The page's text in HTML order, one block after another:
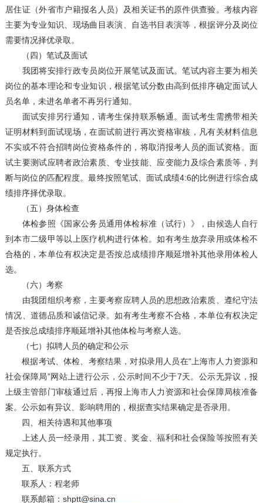
居住证（外省市户籍报名人员）及相关证书的原件供查验。考核内容
主要为专业知识、现场曲目表演、自选书目表演等，根据评分及岗位
需要情况择优录取。
（四）笔试及面试
我团将安排行政专员岗位开展笔试及面试。笔试内容主要为相关
岗位的基本理论和专业知识，根据笔试分数由高到低排序确定面试人
员名单，未进名单者不再另行通知。
面试安排另行通知，请考生保持联系畅通。面试考生需携带相关
证明材料到面试现场，在面试前进行再次资格审核，凡有关材料信息
不实或不符合招聘岗位资格条件的，将取消报考人员的面试资格。面
试主要测试应聘者政治素质、专业技能、应变能力及综合素质等，判
断与岗位的匹配程度。最终按照笔试、面试成绩4:6的比例进行综合成
绩排序择优录取。
（五）身体检查
体检参照《国家公务员通用体检标准（试行）》，由候选人自行
到本市二级甲等以上医疗机构进行体检。如有考生放弃录用或体检不
合格的，本单位有权决定是否按总成绩排序顺延增补其他录用体检人
选。
（六）考察
由我团组织考察，主要考察应聘人员的思想政治素质、遵纪守法
情况、道德品质和诚信记录。如有考生考察不合格，本单位有权决定
是否按总成绩排序顺延增补其他体检与考察人选。
（七）拟聘人员的确定和公示
根据考试、体检、考察结果，对拟录用人员在“上海市人力资源和
社会保障局”网站上进行公示，公示时间不少于7天。公示无异议，报
上级主管部门审核通过后，再报上海市人力资源和社会保障局核准备
案。公示如有异议、影响聘用的，根据查实结果确定是否录用。
四、相关待遇和其他事项
上述人员一经录用，其工资、奖金、福利和社会保险等按照有关
规定执行。
五、联系方式
联系人：程老师
联系邮箱：shptt@sina.cn